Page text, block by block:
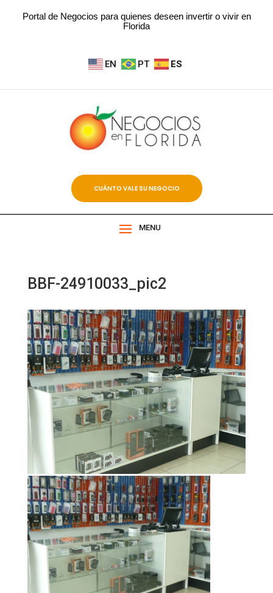
Portal de Negocios para quienes deseen invertir o vivir en
Florida
EN PT ES
CUÁNTO VALE SU NEGOCIO
MENU
BBF-24910033_pic2